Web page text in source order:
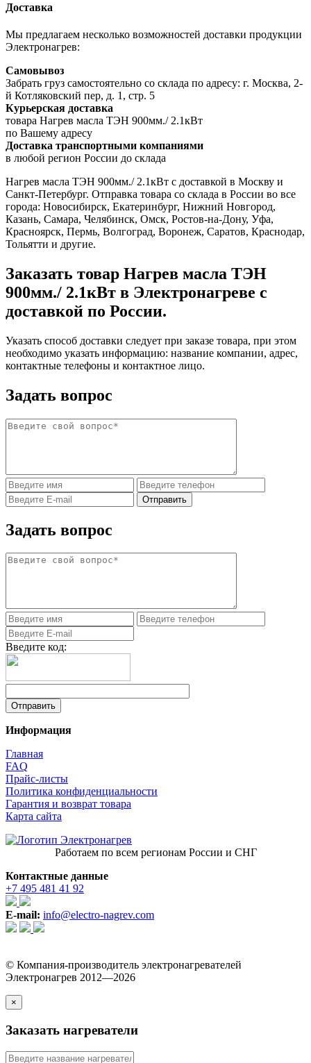
Доставка
Мы предлагаем несколько возможностей доставки продукции
Электронагрев:
Самовывоз
Забрать груз самостоятельно со склада по адресу: г. Москва, 2-
й Котляковский пер, д. 1, стр. 5
Курьерская доставка
товара Нагрев масла ТЭН 900мм./ 2.1кВт
по Вашему адресу
Доставка транспортными компаниями
в любой регион России до склада
Нагрев масла ТЭН 900мм./ 2.1кВт с доставкой в Москву и
Санкт-Петербург. Отправка товара со склада в России во все
города: Новосибирск, Екатеринбург, Нижний Новгород,
Казань, Самара, Челябинск, Омск, Ростов-на-Дону, Уфа,
Красноярск, Пермь, Волгоград, Воронеж, Саратов, Краснодар,
Тольятти и другие.
Заказать товар Нагрев масла ТЭН
900мм./ 2.1кВт в Электронагреве с
доставкой по России.
Указать способ доставки следует при заказе товара, при этом
необходимо указать информацию: название компании, адрес,
контактные телефоны и контактное лицо.
Задать вопрос
Задать вопрос
Введите код:
Информация
Главная
FAQ
Прайс-листы
Политика конфиденциальности
Гарантия и возврат товара
Карта сайта
Работаем по всем регионам России и СНГ
Контактные данные
+7 495 481 41 92
E-mail: info@electro-nagrev.com
© Компания-производитель электронагревателей
Электронагрев 2012—2026
×
Заказать нагреватели